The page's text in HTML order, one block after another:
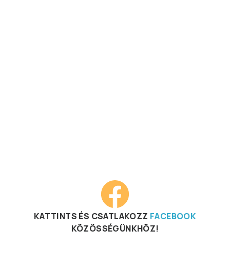
KATTINTS ÉS CSATLAKOZZ FACEBOOK
KÖZÖSSÉGÜNKHÖZ!